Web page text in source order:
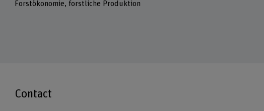
Forstökonomie, forstliche Produktion
Contact